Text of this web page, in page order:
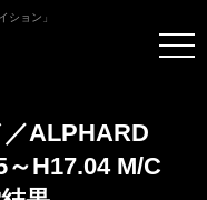
ション」
／ALPHARD
H17.04 M/C